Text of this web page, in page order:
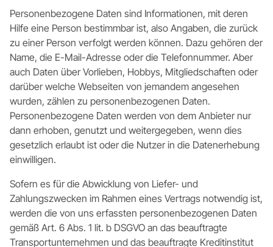
Personenbezogene Daten sind Informationen, mit deren
Hilfe eine Person bestimmbar ist, also Angaben, die zurück
zu einer Person verfolgt werden können. Dazu gehören der
Name, die E-Mail-Adresse oder die Telefonnummer. Aber
auch Daten über Vorlieben, Hobbys, Mitgliedschaften oder
darüber welche Webseiten von jemandem angesehen
wurden, zählen zu personenbezogenen Daten.
Personenbezogene Daten werden von dem Anbieter nur
dann erhoben, genutzt und weitergegeben, wenn dies
gesetzlich erlaubt ist oder die Nutzer in die Datenerhebung
einwilligen.
Sofern es für die Abwicklung von Liefer- und
Zahlungszwecken im Rahmen eines Vertrags notwendig ist,
werden die von uns erfassten personenbezogenen Daten
gemäß Art. 6 Abs. 1 lit. b DSGVO an das beauftragte
Transportunternehmen und das beauftragte Kreditinstitut